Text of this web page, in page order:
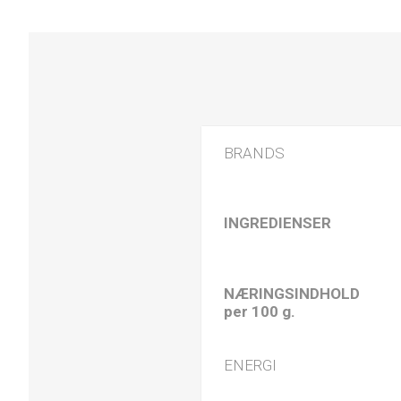
BRANDS
INGREDIENSER
NÆRINGSINDHOLD
per 100 g.
ENERGI